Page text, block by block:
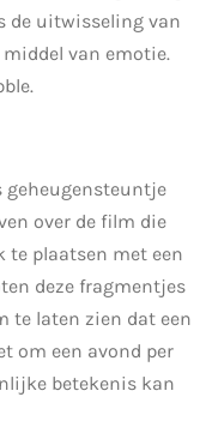
de uitwisseling van
van emotie.
geheugensteuntje
over de film die
te plaatsen met een
deze fragmentjes
te laten zien dat een
om een avond per
betekenis kan